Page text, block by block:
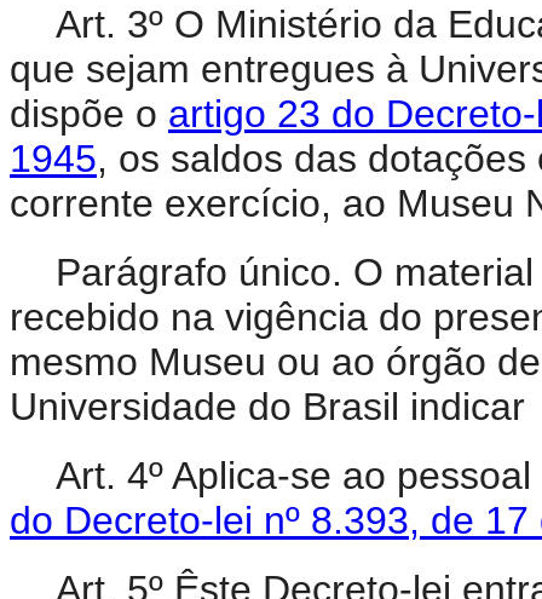
Art. 3º O Ministério da
que sejam entregues à
dispõe o artigo 23 do
1945, os saldos das
corrente exercício, ao Museu
Parágrafo único. O
recebido na vigência do
mesmo Museu ou ao órgão
Universidade do Brasil indicar
Art. 4º Aplica-se ao
do Decreto-lei nº 8.393, de
Art. 5º Êste Decreto-lei